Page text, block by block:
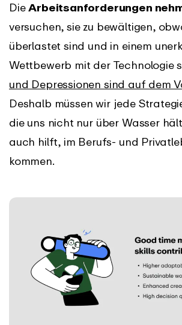
DieArbeitsanforderungen
versuchen, sie zu bewältigen,
überlastet sind und in einem
Wettbewerb mit der Technologie
und Depressionen sind auf dem
Deshalb müssen wir jede
die uns nicht nur über Wasser
auch hilft, im Berufs- und
kommen.